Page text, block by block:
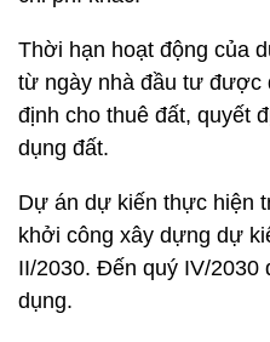
Thời hạn hoạt động của
từ ngày nhà đầu tư được
định cho thuê đất, quyết
dụng đất.
Dự án dự kiến thực hiện
khởi công xây dựng dự
II/2030. Đến quý IV/2030
dụng.